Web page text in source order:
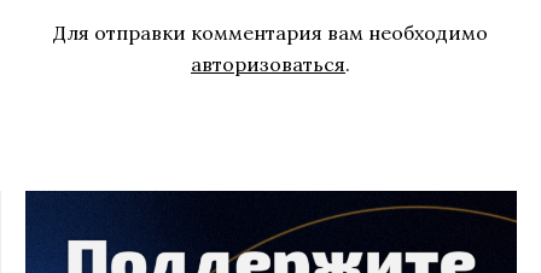
Для отправки комментария вам необходимо
авторизоваться.